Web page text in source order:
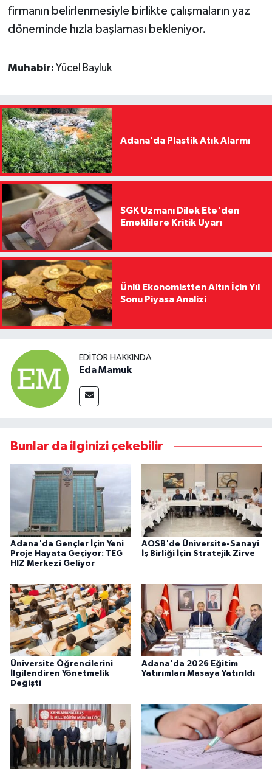
firmanın belirlenmesiyle birlikte çalışmaların yaz
döneminde hızla başlaması bekleniyor.
Muhabir: Yücel Bayluk
Adana’da Plastik Atık Alarmı
SGK Uzmanı Dilek Ete'den
Emeklilere Kritik Uyarı
Ünlü Ekonomistten Altın İçin Yıl
Sonu Piyasa Analizi
EDITÖR HAKKINDA
Eda Mamuk
Bunlar da ilginizi çekebilir
Adana'da Gençler İçin Yeni
Proje Hayata Geçiyor: TEG
HIZ Merkezi Geliyor
AOSB'de Üniversite-Sanayi
İş Birliği İçin Stratejik Zirve
Üniversite Öğrencilerini
İlgilendiren Yönetmelik
Değişti
Adana'da 2026 Eğitim
Yatırımları Masaya Yatırıldı